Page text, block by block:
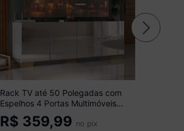
Rack TV até 50 Polegadas com
Espelhos 4 Portas Multimóveis
MP1083 Branco/Natural
R$ 359,99 no pix